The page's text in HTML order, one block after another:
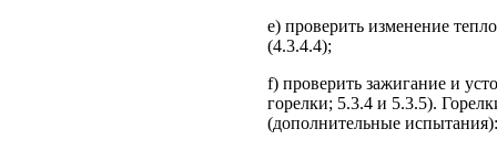
e) проверить изменение
(4.3.4.4);
f) проверить зажигание и
горелки; 5.3.4 и 5.3.5).
(дополнительные испытания):